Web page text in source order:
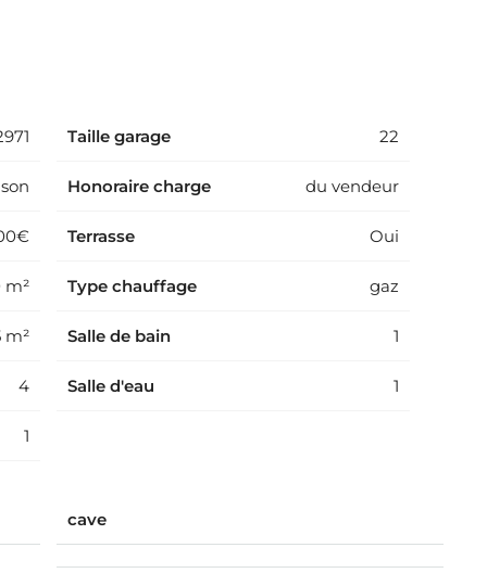
m²
m²
4
1
Taille garage 22
Honoraire charge du vendeur
Terrasse Oui
Type chauffage gaz
Salle de bain 1
Salle d'eau 1
cave